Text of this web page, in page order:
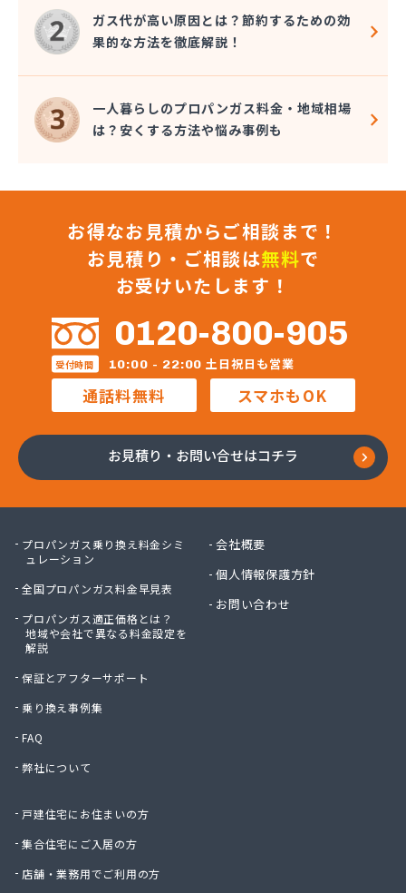
竹内六男
中央石油株式会社本社
中央物産株式会社
中山通商有限会社
中信LPガス事業協同組合
中沢商店
朝日オーム株式会社
長野プロパンガス株式会社 上田支店
長野プロパンガス株式会社 長野営業所
長野都市ガスエネパート日本ガス工事株式会社
長野日石ガス株式会社 佐久営業所
長野日通プロパン販売有限会社
鳥居プロパン
蔦屋山本商店
田中プロパン
田邊エネソシア株式会社 長野営業所
東石油有限会社
日石ガス株式会社長野営業所
NX商事株式会社 長野支店 長野LPガス販売所
冨士クラスタ株式会社 佐久平営業所
冨士クラスタ株式会社 松本営業所
冨士クラスタ株式会社 長野支店
望月ガス株式会社
北信ガス株式会社 上田営業所
北信ガス株式会社 松本営業所
北信石油ガス株式会社
北村商店
北野プロパン住設
堀川産業株式会社 上田営業所
本久石油株式会社 市場団地給油所
ガス代が高い原因とは？節約するための効
果的な方法を徹底解説！
一人暮らしのプロパンガス料金・地域相場
は？安くする方法や悩み事例も
お得なお見積からご相談まで！
お見積り・ご相談は無料で
お受けいたします！
0120-800-905
受付時間 10:00 - 22:00 土日祝日も営業
通話料無料 スマホもOK
お見積り・お問い合せはコチラ
プロパンガス乗り換え料金シミ
ュレーション
全国プロパンガス料金早見表
プロパンガス適正価格とは？
地域や会社で異なる料金設定を
解説
保証とアフターサポート
乗り換え事例集
FAQ
弊社について
戸建住宅にお住まいの方
集合住宅にご入居の方
店舗・業務用でご利用の方
会社概要
個人情報保護方針
お問い合わせ